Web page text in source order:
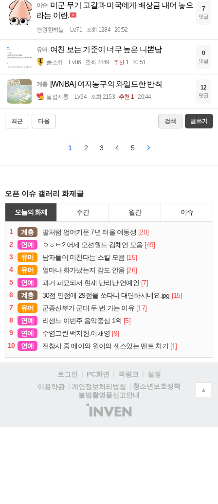
이슈 미군 무기 고갈과 미국에게 배상금 내어 놓으
라는 이란.
영원한하늘 Lv.71 조회 1284 20:52
7
댓글
유머 여친 보는 기준이 너무 높은 니뽄남
풀소유 Lv.86 조회 2849 추천 1 20:51
0
댓글
계층 [WNBA] 여자농구의 와일드한 반칙
달섭지롱 Lv.94 조회 2153 추천 1 20:44
12
댓글
최근 다음 검색 글쓰기
1 2 3 4 5
오픈 이슈 갤러리 화제글
오늘의 화제 주간 월간 이슈
1 계층 딸처럼 업어키운 7년 터울 여동생 [20]
2
연예 ㅇㅎㅂ? 어제 오션월드 김채연 모음 [49]
3
유머 남자들이 미친다는 스킬 모음 [15]
4
유머 얼마나 화가났는지 감도 안옴 [26]
5
연예 과거 파묘되서 현재 난리난 연예인 [7]
6
계층 30점 만점에 29점을 쏘다니 대단하시네요.jpg [15]
7
유머 군종신부가 군대 두 번 가는 이유 [17]
8
연예 리센느 이번주 음악중심 1위 [5]
9
연예 수염그린 백지헌.이채영 [9]
10
연예 전참시 중 메이와 원이의 센스있는 멘트 치기 [1]
로그인 PC화면 퀵링크
설정
이용약관
개인정보처리방침
청소년보호정책
불법촬영물신고안내
(주)
인
▲